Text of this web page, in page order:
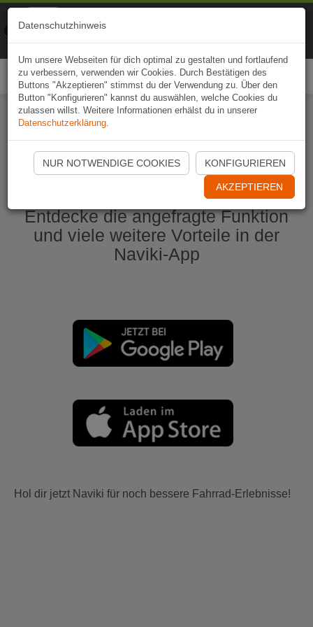
Naviki App jetzt öffnen
Entdecke die angefragte Funktion
und viele weitere Vorteile in der
Naviki-App
Hol dir jetzt Naviki für noch bessere Fahrrad-Erlebnisse!
Datenschutzhinweis
Um unsere Webseiten für dich optimal zu gestalten und fortlaufend
zu verbessern, verwenden wir Cookies. Durch Bestätigen des
Buttons "Akzeptieren" stimmst du der Verwendung zu. Über den
Button "Konfigurieren" kannst du auswählen, welche Cookies du
zulassen willst. Weitere Informationen erhälst du in unserer
Datenschutzerklärung.
NUR NOTWENDIGE COOKIES KONFIGURIEREN
AKZEPTIEREN
Naviki